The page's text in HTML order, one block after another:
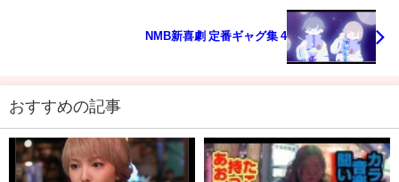
NMB新喜劇 定番ギャグ集 4
おすすめの記事